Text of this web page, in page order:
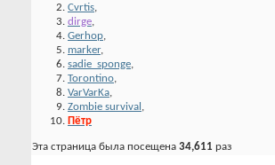
Cvrtis,
dirge,
Gerhop,
marker,
sadie_sponge,
Torontino,
VarVarKa,
Zombie survival ,
Пётр
Эта страница была посещена 34,611 раз